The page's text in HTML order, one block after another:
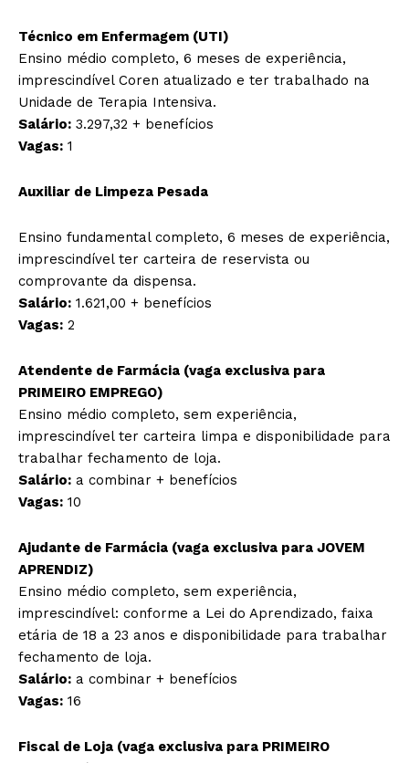
Técnico em Enfermagem (UTI)
Ensino médio completo, 6 meses de experiência,
imprescindível Coren atualizado e ter trabalhado na
Unidade de Terapia Intensiva.
Salário: 3.297,32 + benefícios
Vagas: 1
Auxiliar de Limpeza Pesada
Ensino fundamental completo, 6 meses de experiência,
imprescindível ter carteira de reservista ou
comprovante da dispensa.
Salário: 1.621,00 + benefícios
Vagas: 2
Atendente de Farmácia (vaga exclusiva para
PRIMEIRO EMPREGO)
Ensino médio completo, sem experiência,
imprescindível ter carteira limpa e disponibilidade para
trabalhar fechamento de loja.
Salário: a combinar + benefícios
Vagas: 10
Ajudante de Farmácia (vaga exclusiva para JOVEM
APRENDIZ)
Ensino médio completo, sem experiência,
imprescindível: conforme a Lei do Aprendizado, faixa
etária de 18 a 23 anos e disponibilidade para trabalhar
fechamento de loja.
Salário: a combinar + benefícios
Vagas: 16
Fiscal de Loja (vaga exclusiva para PRIMEIRO